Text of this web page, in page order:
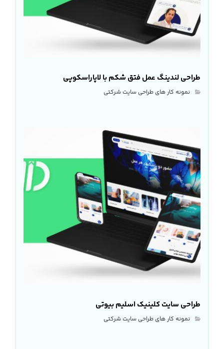
طراحی لندینگ عمل فتق شکم با لاپاراسکوپی
نمونه کار های طراحی سایت شرکتی
طراحی سایت کلینیک اسلیم بیوتی
نمونه کار های طراحی سایت شرکتی